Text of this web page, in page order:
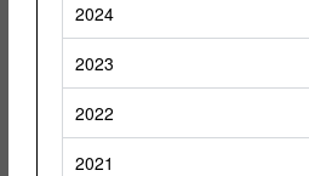
2024
2023
2022
2021